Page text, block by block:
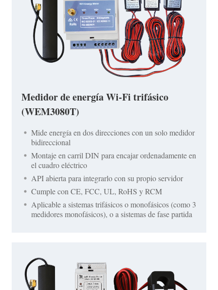
Medidor de energía Wi-Fi trifásico
(WEM3080T)
Mide energía en dos direcciones con un solo medidor
bidireccional
Montaje en carril DIN para encajar ordenadamente en
el cuadro eléctrico
API abierta para integrarlo con su propio servidor
Cumple con CE, FCC, UL, RoHS y RCM
Aplicable a sistemas trifásicos o monofásicos (como 3
medidores monofásicos), o a sistemas de fase partida